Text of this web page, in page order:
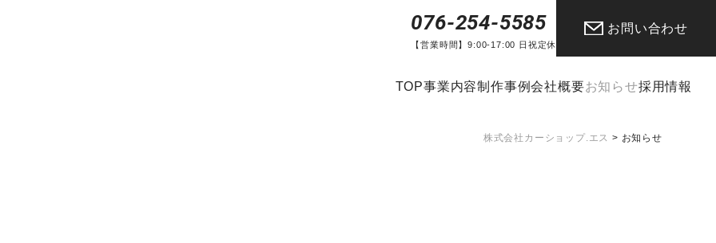
TOP事業内容制作事例会社概要お知らせ採用情報
076-254-5585
【営業時間】9:00-17:00 日祝定休
お問い合わせ
株式会社カーショップ.エス > お知らせ